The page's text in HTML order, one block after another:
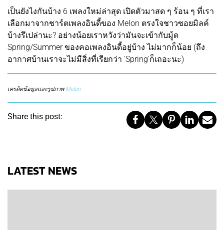
เป็นยังไงกันบ้าง 6 เพลงใหม่ล่าสุด เปิดตัวมาสด ๆ ร้อน ๆ ที่เรา
เลือกมาจากชาร์ตเพลงอินดี้ของ Melon ตรงใจชาวซอยมิลค์
บ้างรึเปล่านะ? อย่างน้อยเราหวังว่ามันจะเข้ากับมู้ด
Spring/Summer ของคอเพลงอินดี้อยู่บ้าง ไม่มากก็น้อย (ถึง
อากาศบ้านเราจะไม่มีสิ่งที่เรียกว่า 'Spring'ก็เถอะนะ)
เครดิตข้อมูลและรูปภาพ Melon
Share this post:
LATEST NEWS